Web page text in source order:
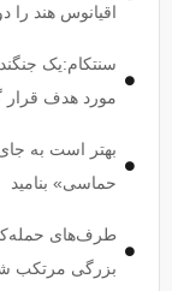
اقیانوس هند را
مورد هدف قرار
بهتر است به
حماسی» بنامید
طرف‌های
بزرگی مرتکب